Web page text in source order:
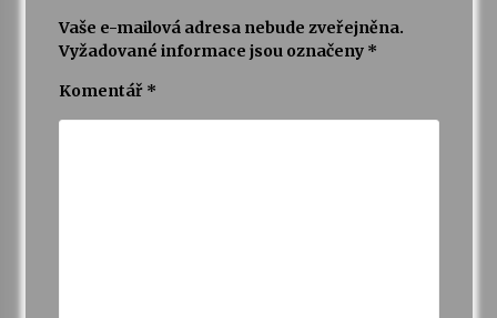
Vaše e-mailová adresa nebude zveřejněna.
Vyžadované informace jsou označeny *
Komentář *